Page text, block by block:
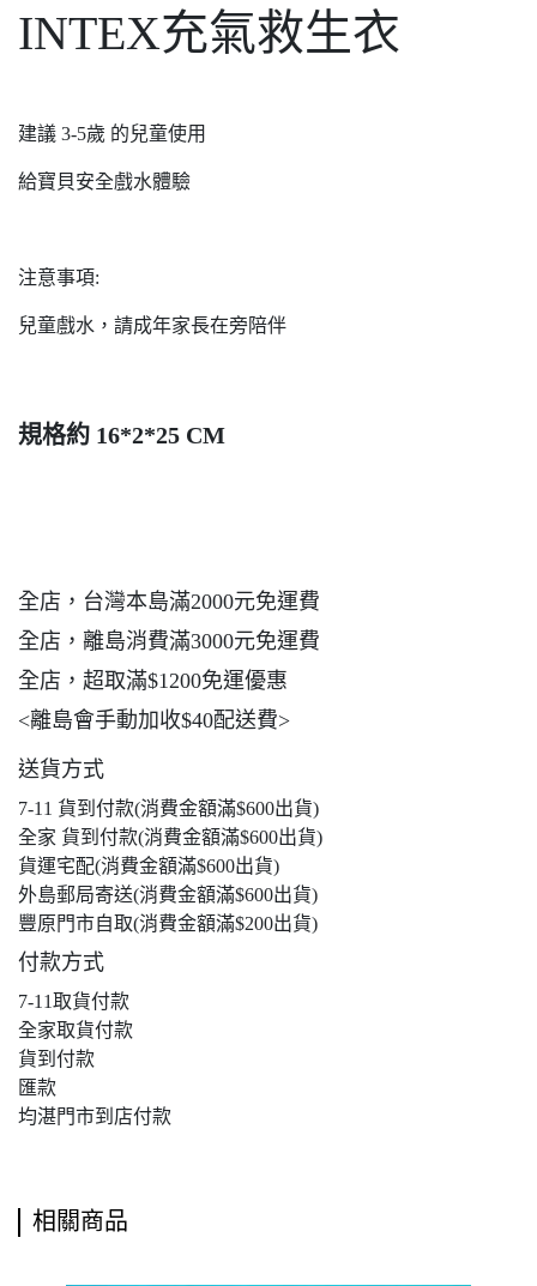
INTEX充氣救生衣
建議 3-5歲 的兒童使用
給寶貝安全戲水體驗
注意事項:
兒童戲水，請成年家長在旁陪伴
規格約 16*2*25 CM
全店，台灣本島滿2000元免運費
全店，離島消費滿3000元免運費
全店，超取滿$1200免運優惠
<離島會手動加收$40配送費>
送貨方式
7-11 貨到付款(消費金額滿$600出貨)
全家 貨到付款(消費金額滿$600出貨)
貨運宅配(消費金額滿$600出貨)
外島郵局寄送(消費金額滿$600出貨)
豐原門市自取(消費金額滿$200出貨)
付款方式
7-11取貨付款
全家取貨付款
貨到付款
匯款
均湛門市到店付款
相關商品